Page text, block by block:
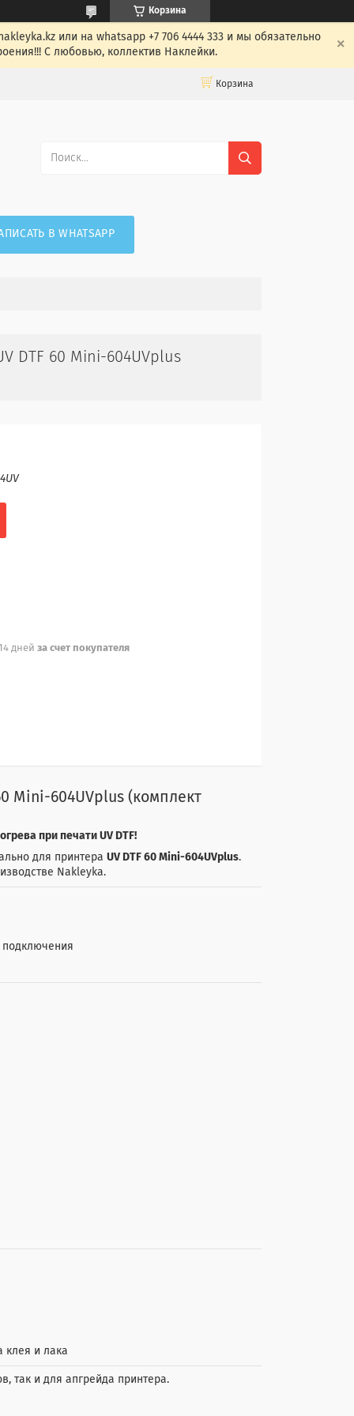
Корзина
или на whatsapp +7 706 4444 333 и мы обязательно
С любовью, коллектив Наклейки.
Корзина
В WHATSAPP
DTF 60 Mini-604UVplus
дней за счет покупателя
Mini-604UVplus (комплект
при печати UV DTF!
для принтера UV DTF 60 Mini-604UVplus.
Nakleyka.
клея и лака
так и для апгрейда принтера.